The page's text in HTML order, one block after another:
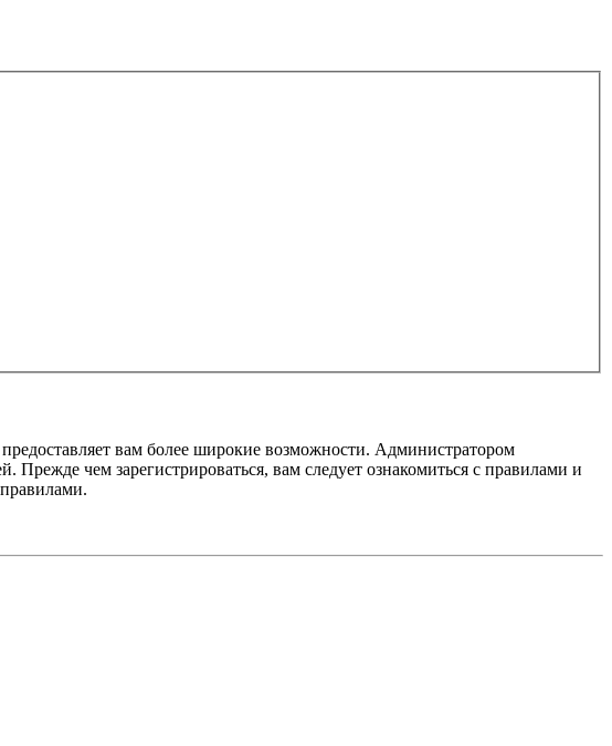
вам более широкие возможности. Администратором
чем зарегистрироваться, вам следует ознакомиться с правилами и